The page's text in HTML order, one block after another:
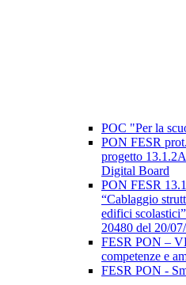
POC "Per la
PON FESR
progetto
Digital Board
PON FESR
“Cablaggio
edifici
20480 del 20/
FESR PON –
competenze e
FESR PON -